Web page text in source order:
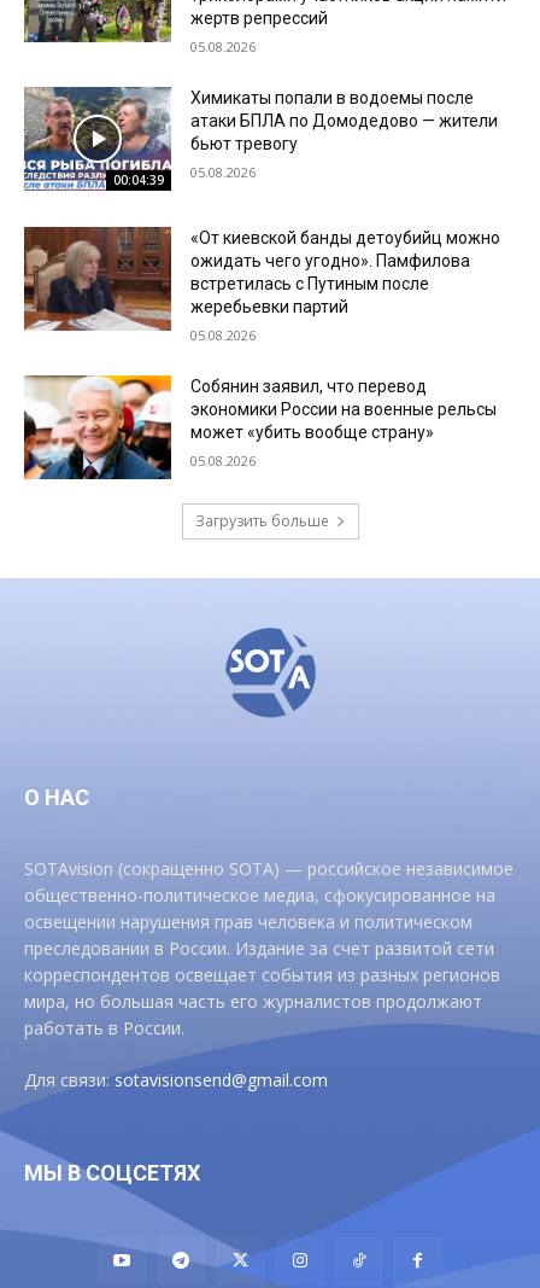
жертв репрессий
05.08.2026
00:04:39
Химикаты попали в водоемы после
атаки БПЛА по Домодедово — жители
бьют тревогу
05.08.2026
«От киевской банды детоубийц можно
ожидать чего угодно». Памфилова
встретилась с Путиным после
жеребьевки партий
05.08.2026
Собянин заявил, что перевод
экономики России на военные рельсы
может «убить вообще страну»
05.08.2026
Загрузить больше
О НАС
SOTAvision (сокращенно SOTA) — российское независимое
общественно-политическое медиа, сфокусированное на
освещении нарушения прав человека и политическом
преследовании в России. Издание за счет развитой сети
корреспондентов освещает события из разных регионов
мира, но большая часть его журналистов продолжают
работать в России.
Для связи:sotavisionsend@gmail.com
МЫ В СОЦСЕТЯХ